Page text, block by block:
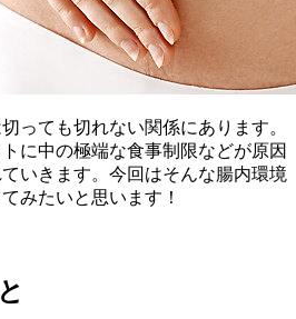
っても切れない関係にあります。
に中の極端な食事制限などが原因
いきます。今回はそんな腸内環境
みたいと思います！